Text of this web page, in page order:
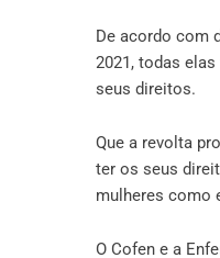
De acordo com
2021, todas
seus direitos.
Que a revolta
ter os seus
mulheres como
O Cofen e a